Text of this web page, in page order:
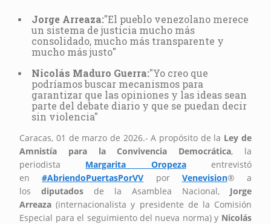
Jorge Arreaza:"El pueblo venezolano merece
un sistema de justicia mucho más
consolidado, mucho más transparente y
mucho más justo"
Nicolás Maduro Guerra:"Yo creo que
podríamos buscar mecanismos para
garantizar que las opiniones y las ideas sean
parte del debate diario y que se puedan decir
sin violencia"
Caracas, 01 de marzo de 2026.- A propósito de la Ley de
Amnistía para la Convivencia Democrática, la
periodista Margarita Oropezaentrevistó
en#AbriendoPuertasPorVV por Venevision®
a
losdiputados de la Asamblea Nacional, Jorge
Arreaza(internacionalista y presidente de la Comisión
Especial para el seguimiento del nueva norma) y Nicolás